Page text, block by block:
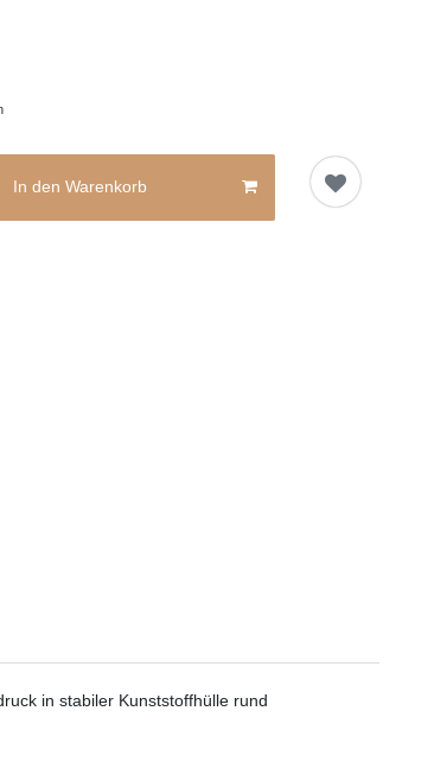
In den Warenkorb
in stabiler Kunststoffhülle rund